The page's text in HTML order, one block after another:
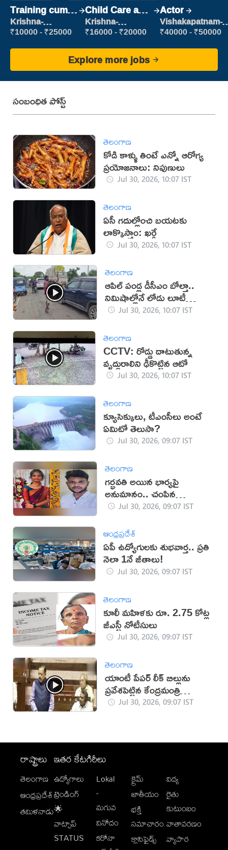
Training cum
Placement
Krishna-
vijayawada
₹10000 - ₹25000
Child Care and
Patient care
Krishna-
vijayawada
₹16000 - ₹20000
Actor
Vishakapatnam-
new
₹40000 - ₹50000
Explore more jobs
సంబంధిత పోస్ట్
తెలంగాణ
కోడి కాళ్ళు తింటే ఎన్నో ఆరోగ్య
ప్రయోజనాలు: నిపుణులు
Jul 30, 2026, 10:07 IST
తెలంగాణ
ఏసీ గదుల్లోంచి బయటకు
లాక్కొస్తాం: ఖర్గే
Jul 30, 2026, 10:07 IST
తెలంగాణ
ఆపిల్‌ పండ్ల డీసీఎం బోల్తా..
నిమిషాల్లోనే లోడు లూటీ
(వీడియో)
Jul 30, 2026, 10:07 IST
తెలంగాణ
CCTV: రోడ్డు దాటుతున్న
వృద్ధురాలిని ఢీకొట్టిన ఆటో
Jul 30, 2026, 10:07 IST
తెలంగాణ
క్యూసెక్కులు, టీఎంసీలు అంటే
ఏమిటో తెలుసా?
Jul 30, 2026, 09:07 IST
తెలంగాణ
గర్భవతి అయిన భార్యపై
అనుమానం.. చంపిన
హోమ్‌గార్డ్!
Jul 30, 2026, 09:07 IST
ఆంధ్రప్రదేశ్
ఏపీ ఉద్యోగులకు శుభవార్త.. ప్రతి
నెలా 1నే జీతాలు!
Jul 30, 2026, 09:07 IST
తెలంగాణ
కూలీ మహిళకు రూ. 2.75 కోట్ల
జీఎస్టీ నోటీసులు
Jul 30, 2026, 09:07 IST
తెలంగాణ
యాంటీ పేపర్ లీక్ బిల్లును
ప్రవేశపెట్టిన కేంద్రమంత్రి
జితేంద్రసింగ్
Jul 30, 2026, 09:07 IST
రాష్ట్రాలు
తెలంగాణ
ఆంధ్రప్రదేశ్
తమిళనాడు
ఇతర కేటగిరీలు
ఉద్యోగాలు
ట్రెండింగ్
🌟
వాట్సాప్
STATUS
Lokal
-
మగువ
వినోదం
కరోనా
క్రైమ్
జాతీయం
భక్తి
సమాచారం
క్లాసిఫైడ్స్
విద్య
రైతు
కుటుంబం
వాతావరణం
వ్యాపార